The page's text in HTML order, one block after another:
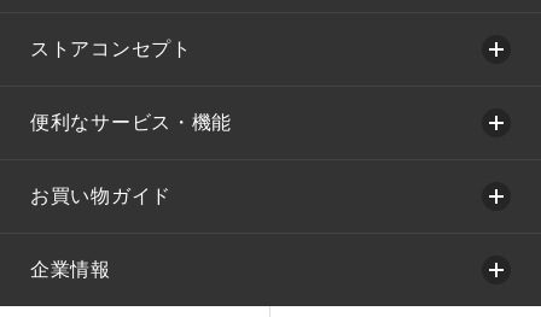
ストアコンセプト
便利なサービス・機能
お買い物ガイド
企業情報